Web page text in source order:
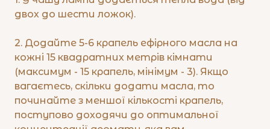
двох до шести ложок).
2. Додайте 5-6 крапель ефірного масла на
кожні 15 квадратних метрів кімнати
(максимум - 15 крапель, мінімум - 3). Якщо
вагаєтесь, скільки додати масла, то
починайте з меншої кількості крапель,
поступово доходячи до оптимальної